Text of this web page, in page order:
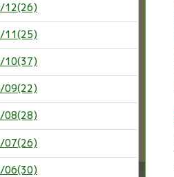
12(26)
11(25)
10(37)
09(22)
08(28)
07(26)
06(30)